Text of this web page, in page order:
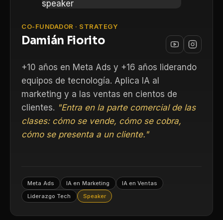
CO-FUNDADOR · STRATEGY
Damián Fiorito
+10 años en Meta Ads y +16 años liderando
equipos de tecnología. Aplica IA al
marketing y a las ventas en cientos de
clientes. "Entra en la parte comercial de las
clases: cómo se vende, cómo se cobra,
cómo se presenta a un cliente."
Meta Ads IA en Marketing
IA en Ventas
Liderazgo Tech
Speaker